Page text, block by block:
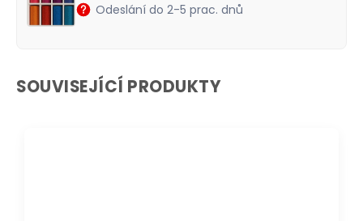
Odeslání do 2-5 prac. dnů
SOUVISEJÍCÍ PRODUKTY